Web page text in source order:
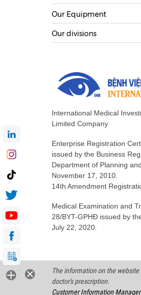
Our Equipment
Our divisions
International Medical
Limited Company
Enterprise Registration
issued by the Business
Department of Planning
November 17, 2010.
14th Amendment
Medical Examination and
28/BYT-GPHĐ issued by
July 22, 2020.
The information on the
doctor's prescription.
Customer Information